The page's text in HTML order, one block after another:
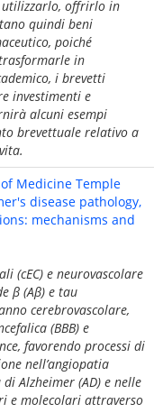
utilizzarlo, offrirlo in
quindi beni
poiché
in
i brevetti
investimenti e
alcuni esempi
brevettuale relativo a
Medicine Temple
disease pathology,
mechanisms and
(cEC) e neurovascolare
β (Aβ) e tau
cerebrovascolare,
(BBB) e
favorendo processi di
nell’angiopatia
Alzheimer (AD) e nelle
e molecolari attraverso